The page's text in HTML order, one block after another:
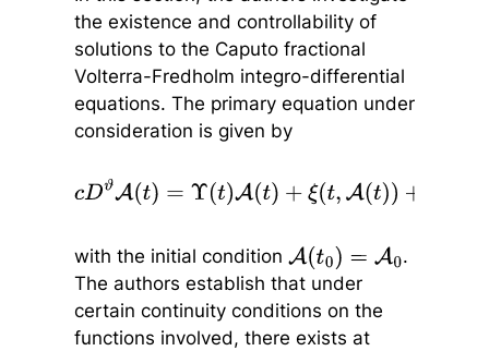
the existence and controllability of
solutions to the Caputo fractional
Volterra-Fredholm integro-differential
equations. The primary equation under
consideration is given by
DϑA (t )=Υ A(t ) + t A ( ∫t 0 1( t, σ ,A
with the initial condition A(t0)= A0
.
The authors establish that under
certain continuity conditions on the
functions involved, there exists at